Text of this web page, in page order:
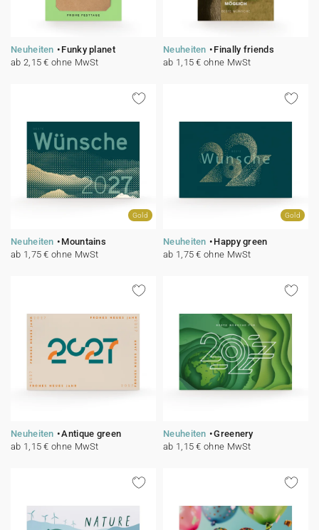
Neuheiten
Funky planet
ab 2,15 € ohne MwSt
Neuheiten
Finally friends
ab 1,15 € ohne MwSt
Gold
Neuheiten
Mountains
ab 1,75 € ohne MwSt
Gold
Neuheiten
Happy green
ab 1,75 € ohne MwSt
Neuheiten
Antique green
ab 1,15 € ohne MwSt
Neuheiten
Greenery
ab 1,15 € ohne MwSt